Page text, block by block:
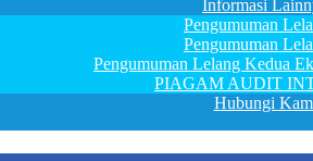
Informasi
Pengumuman
Pengumuman
Pengumuman Lelang Kedua
PIAGAM AUDIT
Hubungi